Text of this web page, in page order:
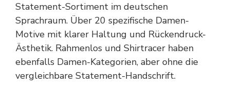
Statement-Sortiment im deutschen
Sprachraum. Über 20 spezifische Damen-
Motive mit klarer Haltung und Rückendruck-
Ästhetik. Rahmenlos und Shirtracer haben
ebenfalls Damen-Kategorien, aber ohne die
vergleichbare Statement-Handschrift.